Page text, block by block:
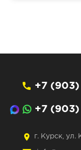
+7
+7
г. Курск, ул.